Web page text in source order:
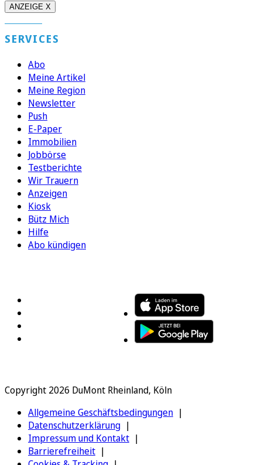
ANZEIGE X
SERVICES
Abo
Meine Artikel
Meine Region
Newsletter
Push
E-Paper
Immobilien
Jobbörse
Testberichte
Wir Trauern
Anzeigen
Kiosk
Bütz Mich
Hilfe
Abo kündigen
Copyright 2026 DuMont Rheinland, Köln
Allgemeine Geschäftsbedingungen
Datenschutzerklärung
Impressum und Kontakt
Barrierefreiheit